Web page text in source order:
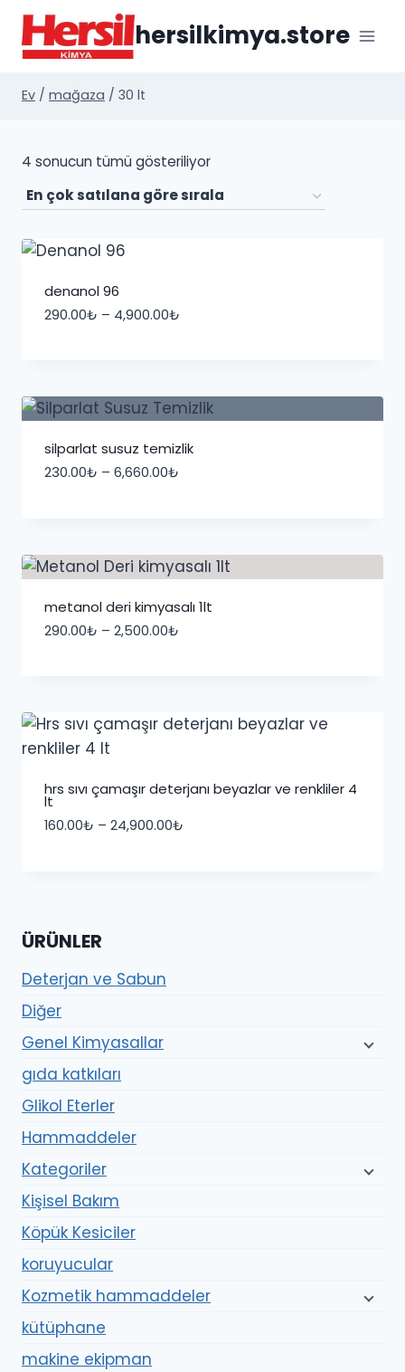
İçeriğe
geç
hersilkimya.store
Ev / mağaza / 30 lt
4 sonucun tümü gösteriliyorPopülerliğe
göre
sıralandı
denanol 96
290.00₺ – 4,900.00₺Fiyat
4,900.00₺
silparlat susuz temizlik
230.00₺ – 6,660.00₺Fiyat
6,660.00₺
metanol deri kimyasalı 1lt
290.00₺ – 2,500.00₺Fiyat
hrs sıvı çamaşır deterjanı beyazlar ve renkliler 4
lt
160.00₺ – 24,900.00₺Fiyat
ÜRÜNLER
Deterjan ve Sabun
Diğer
Genel Kimyasallar
gıda katkıları
Glikol Eterler
Hammaddeler
Kategoriler
Kişisel Bakım
Köpük Kesiciler
koruyucular
Kozmetik hammaddeler
kütüphane
makine ekipman